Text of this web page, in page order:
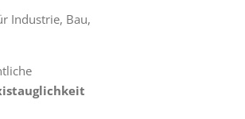
Industrie, Bau,